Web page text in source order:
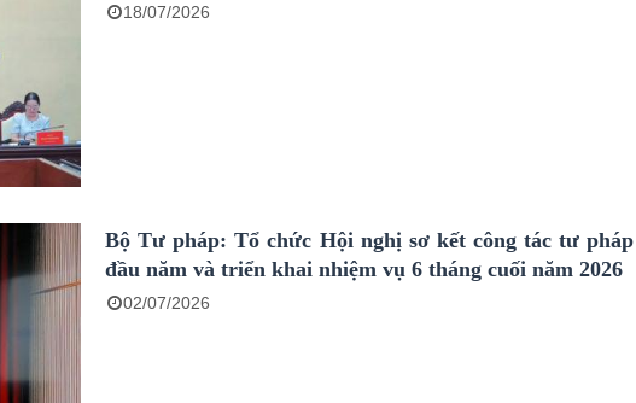
18/07/2026
Bộ Tư pháp: Tổ chức Hội nghị sơ kết công tác tư
đầu năm và triển khai nhiệm vụ 6 tháng cuối năm 2026
02/07/2026